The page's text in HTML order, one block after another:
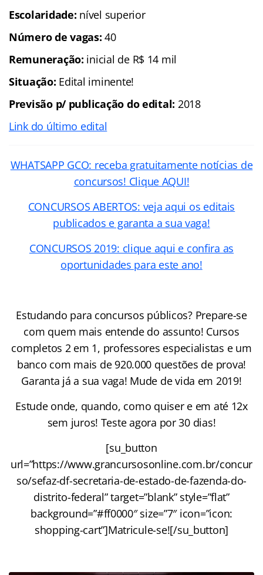
Escolaridade: nível superior
Número de vagas: 40
Remuneração: inicial de R$ 14 mil
Situação: Edital iminente!
Previsão p/ publicação do edital: 2018
Link do último edital
WHATSAPP GCO: receba gratuitamente notícias de
concursos! Clique AQUI!
CONCURSOS ABERTOS: veja aqui os editais
publicados e garanta a sua vaga!
CONCURSOS 2019: clique aqui e confira as
oportunidades para este ano!
Estudando para concursos públicos? Prepare-se
com quem mais entende do assunto! Cursos
completos 2 em 1, professores especialistas e um
banco com mais de 920.000 questões de prova!
Garanta já a sua vaga! Mude de vida em 2019!
Estude onde, quando, como quiser e em até 12x
sem juros! Teste agora por 30 dias!
[su_button
url=”https://www.grancursosonline.com.br/concur
so/sefaz-df-secretaria-de-estado-de-fazenda-do-
distrito-federal” target=”blank” style=”flat”
background=”#ff0000″ size=”7″ icon=”icon:
shopping-cart”]Matricule-se![/su_button]